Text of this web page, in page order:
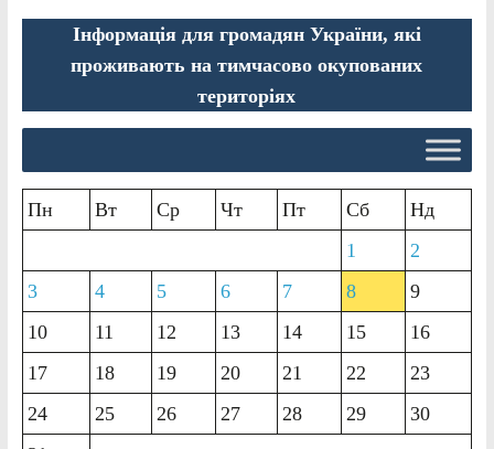
Інформація для громадян України, які
проживають на тимчасово окупованих
територіях
Пн Вт Ср Чт Пт Сб
Нд
1
2
3
4 5 6 7 8
9
10
11 12 13 14 15
16
17
18 19 20 21 22
23
24
25 26 27 28 29
30